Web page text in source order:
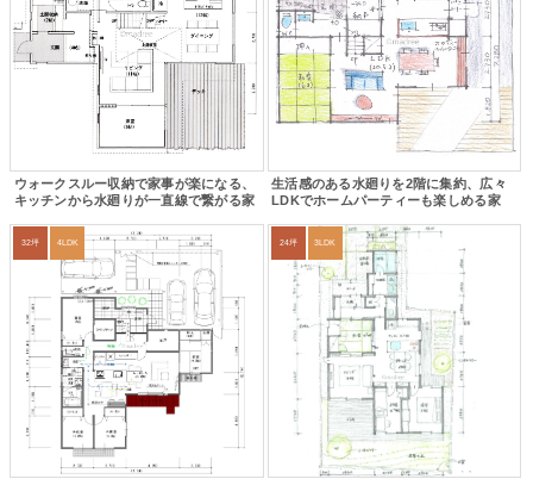
ウォークスルー収納で家事が楽になる、
キッチンから水廻りが一直線で繋がる家
生活感のある水廻りを2階に集約、広々
LDKでホームパーティーも楽しめる家
32坪 4LDK 24坪 3LDK